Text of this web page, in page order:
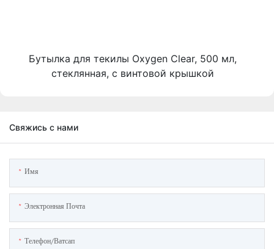
Бутылка для текилы Oxygen Clear, 500 мл,
стеклянная, с винтовой крышкой
Свяжись с нами
Имя
Электронная Почта
Телефон/ватсап